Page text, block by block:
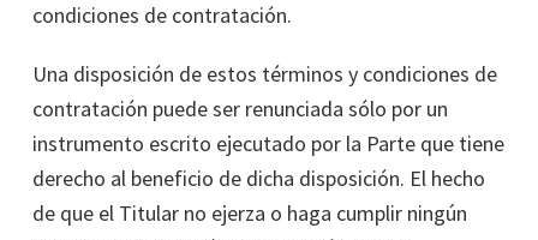
condiciones de contratación.
Una disposición de estos términos y condiciones de
contratación puede ser renunciada sólo por un
instrumento escrito ejecutado por la Parte que tiene
derecho al beneficio de dicha disposición. El hecho
de que el Titular no ejerza o haga cumplir ningún